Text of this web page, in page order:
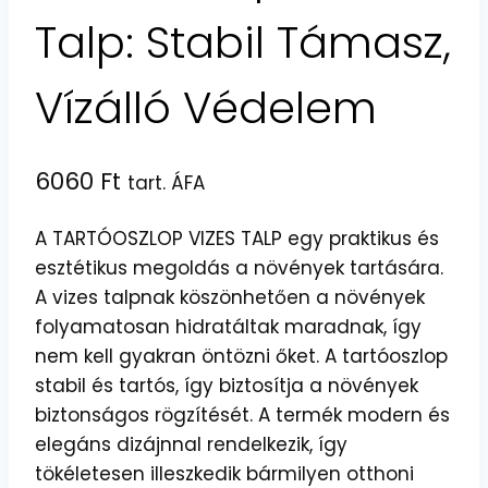
Talp: Stabil Támasz,
Vízálló Védelem
6060 Ft tart. ÁFA
A TARTÓOSZLOP VIZES TALP egy praktikus és
esztétikus megoldás a növények tartására.
A vizes talpnak köszönhetően a növények
folyamatosan hidratáltak maradnak, így
nem kell gyakran öntözni őket. A tartóoszlop
stabil és tartós, így biztosítja a növények
biztonságos rögzítését. A termék modern és
elegáns dizájnnal rendelkezik, így
tökéletesen illeszkedik bármilyen otthoni